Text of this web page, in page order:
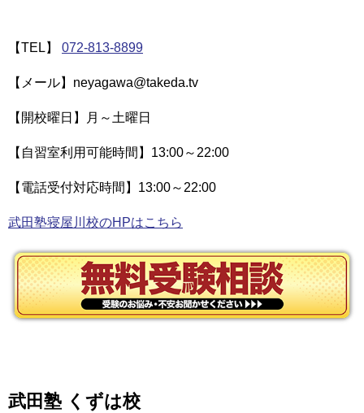
【TEL】 072-813-8899
【メール】neyagawa@takeda.tv
【開校曜日】月～土曜日
【自習室利用可能時間】13:00～22:00
【電話受付対応時間】13:00～22:00
武田塾寝屋川校のHPはこちら
武田塾 くずは校